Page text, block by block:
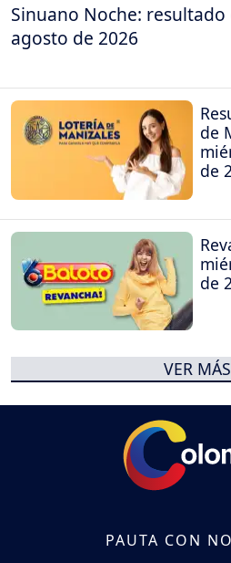
Sinuano Noche:
agosto de 2026
de
de
de
VER
PAUTA CON